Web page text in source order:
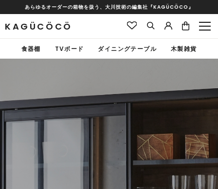
あらゆるオーダーの箱物を扱う、大川技術の編集社『KAGÜCÖCO』
KAGÜCÖCÖ
食器棚 TVボード ダイニングテーブル 木製雑貨